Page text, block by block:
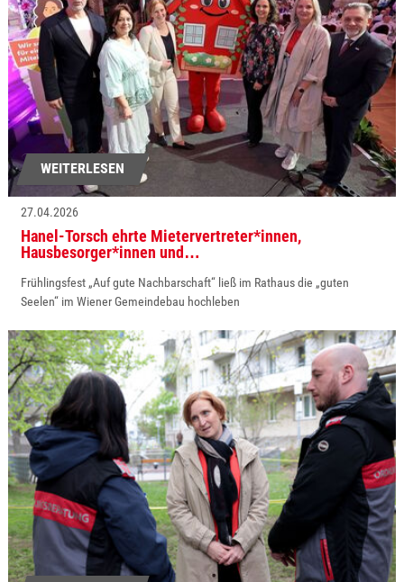
WEITERLESEN
27.04.2026
Hanel-Torsch ehrte Mietervertreter*innen,
Hausbesorger*innen und…
Frühlingsfest „Auf gute Nachbarschaft“ ließ im Rathaus die „guten
Seelen“ im Wiener Gemeindebau hochleben